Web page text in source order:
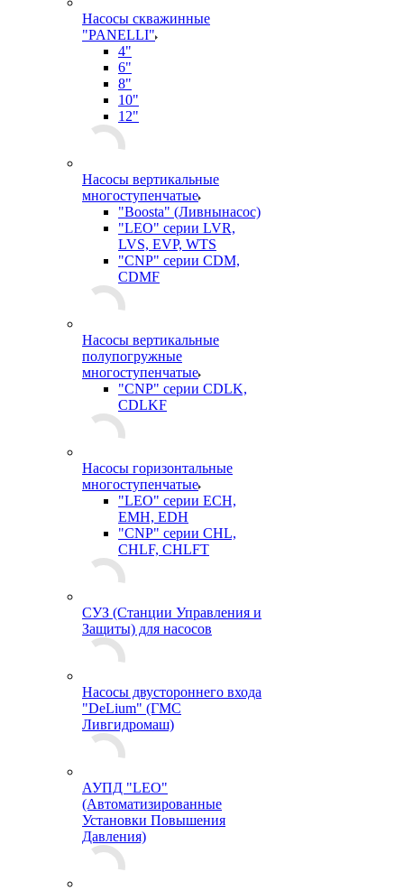
Насосы скважинные
"PANELLI"
4"
6"
8"
10"
12"
Насосы вертикальные
многоступенчатые
"Boosta" (Ливнынасос)
"LEO" серии LVR,
LVS, EVP, WTS
"CNP" серии CDM,
CDMF
Насосы вертикальные
полупогружные
многоступенчатые
"CNP" серии CDLK,
CDLKF
Насосы горизонтальные
многоступенчатые
"LEO" серии ECH,
EMH, EDH
"CNP" серии CHL,
CHLF, CHLFT
СУЗ (Станции Управления и
Защиты) для насосов
Насосы двустороннего входа
"DeLium" (ГМС
Ливгидромаш)
АУПД "LEO"
(Автоматизированные
Установки Повышения
Давления)